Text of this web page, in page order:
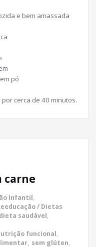
e bem amassada
pó
cerca de 40 minutos.
carne
Infantil,
/ Dietas
dieta saudável,
funcional,
, sem glúten,